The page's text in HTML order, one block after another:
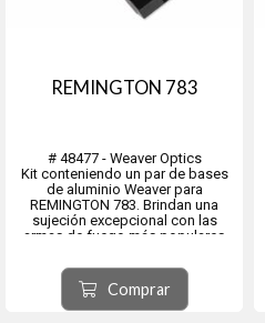
REMINGTON 783
# 48477 - Weaver Optics
Kit conteniendo un par de bases
de aluminio Weaver para
REMINGTON 783. Brindan una
sujeción excepcional con las
armas de fuego más populares
Están fabricados con aluminio de
calidad aeronáutica según
estándares precisos para resistir
un retroceso abusivo sin a...
Comprar